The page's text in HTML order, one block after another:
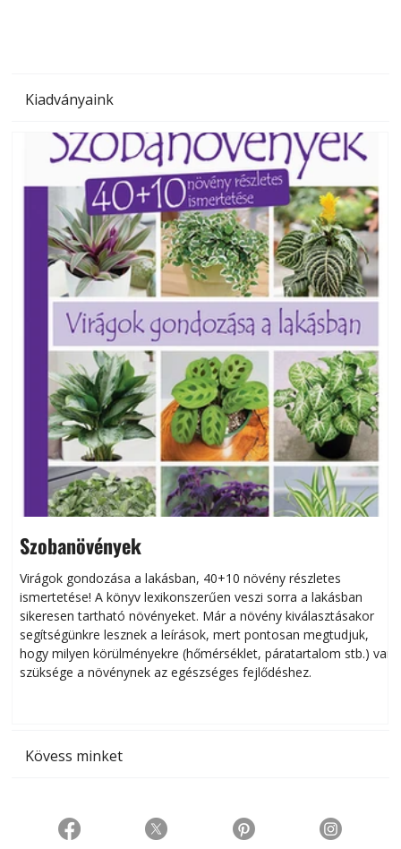
Kiadványaink
Szobanövények
Virágok gondozása a lakásban, 40+10 növény részletes
ismertetése! A könyv lexikonszerűen veszi sorra a lakásban
sikeresen tart­ha­tó növényeket. Már a növény kiválasztásakor
segítségünkre lesznek a leírások, mert pontosan megtudjuk,
hogy milyen körülményekre (hőmérséklet, páratartalom stb.) van
szüksége a növénynek az egészséges fejlődéshez.
Kövess minket